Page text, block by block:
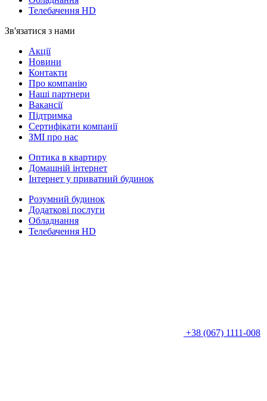
Телебачення HD
Зв'язатися з нами
Акції
Новини
Контакти
Про компанію
Наші партнери
Вакансії
Підтримка
Сертифікати компанії
ЗМІ про нас
Оптика в квартиру
Домашній інтернет
Інтернет у приватний будинок
Розумний будинок
Додаткові послуги
Обладнання
Телебачення HD
+38 (067) 1111-008